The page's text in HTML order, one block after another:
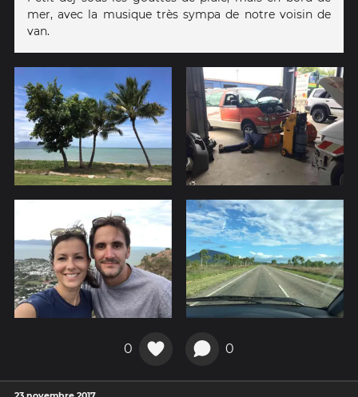
mer, avec la musique très sympa de notre voisin de
van.
0 0